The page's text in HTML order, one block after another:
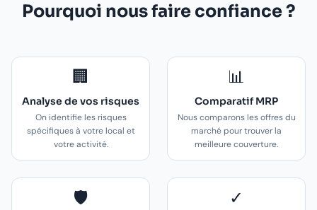
Pourquoi nous faire confiance ?
🏢
Analyse de vos risques
On identifie les risques
spécifiques à votre local et
votre activité.
📊
Comparatif MRP
Nous comparons les offres du
marché pour trouver la
meilleure couverture.
🛡️ ✓